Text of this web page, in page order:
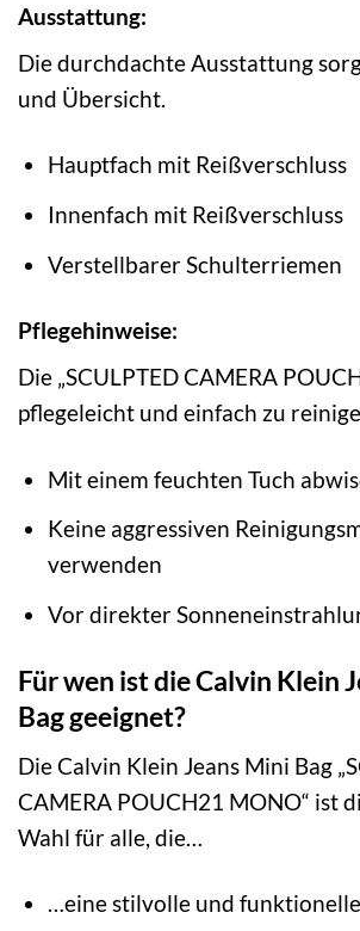
Ausstattung:
Die durchdachte Ausstattung
und Übersicht.
Hauptfach mit Reißverschluss
Innenfach mit Reißverschluss
Verstellbarer Schulterriemen
Pflegehinweise:
Die „SCULPTED CAMERA
pflegeleicht und einfach zu
Mit einem feuchten Tuch
Keine aggressiven
verwenden
Vor direkter
Für wen ist die Calvin Klein
Bag geeignet?
Die Calvin Klein Jeans Mini Bag
CAMERA POUCH21 MONO“ ist
Wahl für alle, die…
…eine stilvolle und funktionelle